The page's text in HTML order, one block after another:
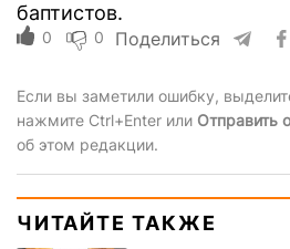
баптистов.
0 0 Поделиться
Если вы заметили ошибку,
нажмите Ctrl+Enter или Отправить
об этом редакции.
ЧИТАЙТЕ ТАКЖЕ